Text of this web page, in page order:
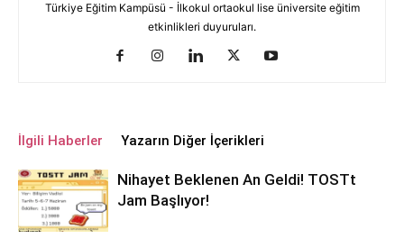
Türkiye Eğitim Kampüsü - İlkokul ortaokul lise üniversite eğitim
etkinlikleri duyuruları.
İlgili Haberler Yazarın Diğer İçerikleri
Nihayet Beklenen An Geldi! TOSTt
Jam Başlıyor!